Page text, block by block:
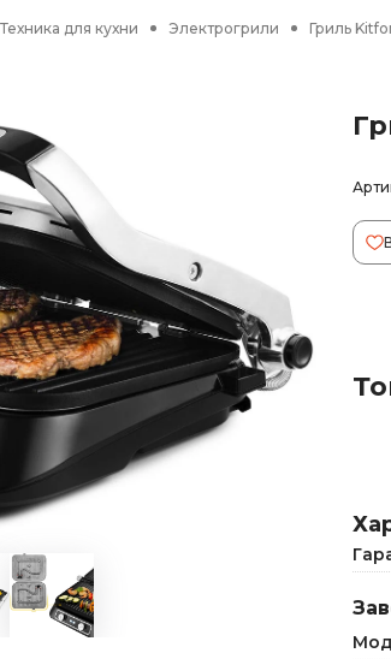
Техника для кухни Электрогрили Гриль